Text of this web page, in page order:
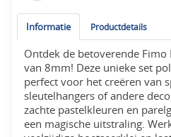
Informatie Productdetails
Ontdek de betoverende Fimo
van 8mm! Deze unieke set
perfect voor het creëren van
sleutelhangers of andere
zachte pastelkleuren en
een magische uitstraling.